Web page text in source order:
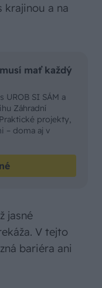
krajinou a na
mať každý
UROB SI SÁM a
Záhradní
projekty,
– doma aj v
jasné
V tejto
bariéra ani